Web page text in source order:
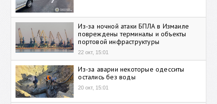
Из-за ночной атаки БПЛА в Измаиле
повреждены терминалы и объекты
портовой инфраструктуры
22 окт, 15:01
Из-за аварии некоторые одесситы
остались без воды
20 окт, 15:01